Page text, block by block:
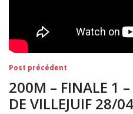
Eaubonne 2019
Navigation
de
l’article
Post précédent
200M – FINALE 1
DE VILLEJUIF 28/